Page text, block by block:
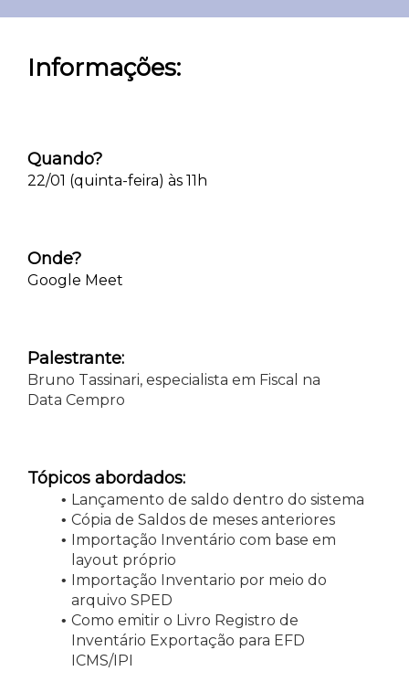
Informações:
Quando?
22/01 (quinta-feira) às 11h
Onde?
Google Meet
Palestrante:
Bruno Tassinari, especialista em Fiscal na
Data Cempro
Tópicos abordados:
Lançamento de saldo dentro do sistema
Cópia de Saldos de meses anteriores
Importação Inventário com base em
layout próprio
Importação Inventario por meio do
arquivo SPED
Como emitir o Livro Registro de
Inventário Exportação para EFD
ICMS/IPI